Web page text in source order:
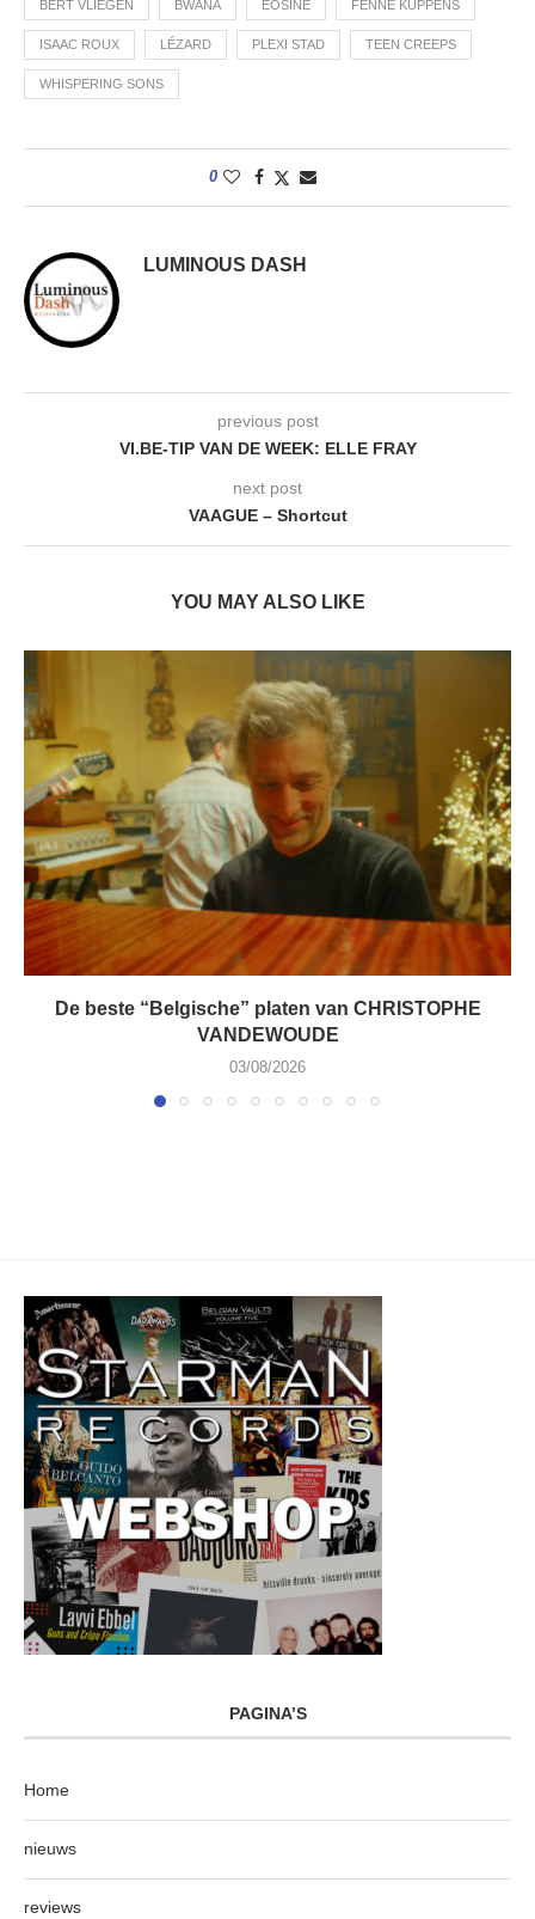
BERT VLIEGEN BWANA EOSINE FENNE KUPPENS
ISAAC ROUX LÉZARD PLEXI STAD TEEN CREEPS
WHISPERING SONS
0
LUMINOUS DASH
previous post
VI.BE-TIP VAN DE WEEK: ELLE FRAY
next post
VAAGUE – Shortcut
YOU MAY ALSO LIKE
De beste “Belgische” platen van CHRISTOPHE
VANDEWOUDE
03/08/2026
PAGINA’S
Home
nieuws
reviews